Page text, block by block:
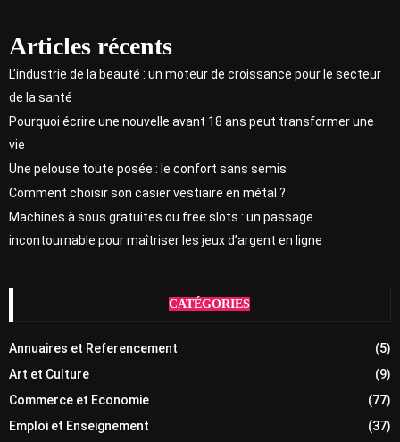
Articles récents
L’industrie de la beauté : un moteur de croissance pour le secteur
de la santé
Pourquoi écrire une nouvelle avant 18 ans peut transformer une
vie
Une pelouse toute posée : le confort sans semis
Comment choisir son casier vestiaire en métal ?
Machines à sous gratuites ou free slots : un passage
incontournable pour maîtriser les jeux d’argent en ligne
CATÉGORIES
Annuaires et Referencement
(5)
Art et Culture
(9)
Commerce et Economie
(77)
Emploi et Enseignement
(37)